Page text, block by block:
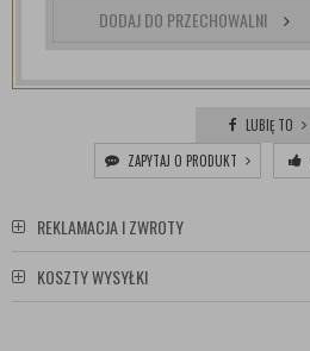
DODAJ DO PRZECHOWALNI
LUBIĘ TO
ZAPYTAJ O PRODUKT
REKLAMACJA I ZWROTY
KOSZTY WYSYŁKI